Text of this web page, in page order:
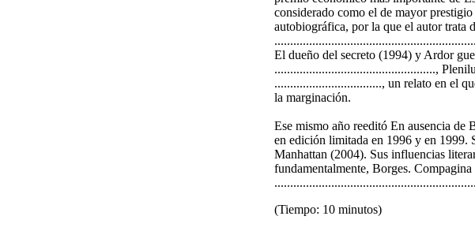
considerado como el de mayor
autobiográfica, por la que el autor trata
El dueño del secreto (1994) y Ardor
...................................................,
.................................., un relato en el
la marginación.
Ese mismo año reeditó En ausencia de
en edición limitada en 1996 y en 1999.
Manhattan (2004). Sus influencias
fundamentalmente, Borges.
(Tiempo: 10 minutos)